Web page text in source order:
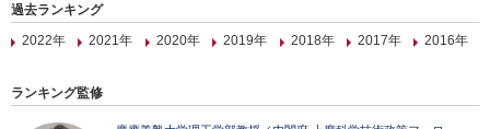
過去ランキング
2022年
2021年 2020年 2019年 2018年 2017年 2016年
ランキング監修